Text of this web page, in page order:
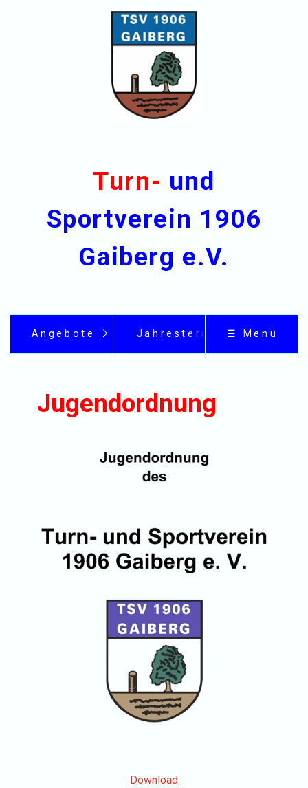
Turn- und
Sportverein 1906
Gaiberg e.V.
Angebote Jahrestermine☰ Menü
Jugendordnung
Download